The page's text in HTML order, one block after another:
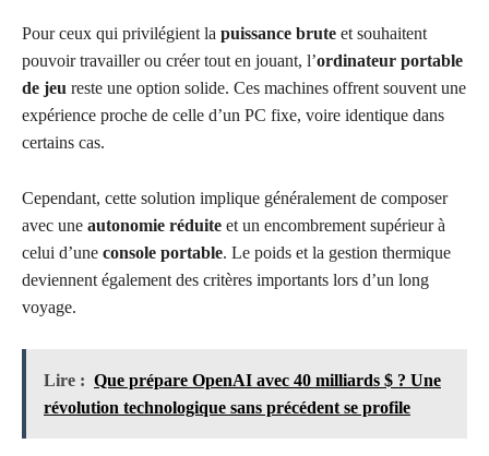
Pour ceux qui privilégient la puissance brute et souhaitent
pouvoir travailler ou créer tout en jouant, l’ordinateur portable
de jeu reste une option solide. Ces machines offrent souvent une
expérience proche de celle d’un PC fixe, voire identique dans
certains cas.
Cependant, cette solution implique généralement de composer
avec une autonomie réduite et un encombrement supérieur à
celui d’une console portable. Le poids et la gestion thermique
deviennent également des critères importants lors d’un long
voyage.
Lire : Que prépare OpenAI avec 40 milliards $ ? Une
révolution technologique sans précédent se profile